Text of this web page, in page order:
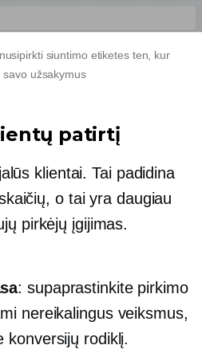
siuntimo etiketes ten, kur
savo užsakymus
patirtį
klientai. Tai padidina
o tai yra daugiau
pirkėjų įgijimas.
: supaprastinkite pirkimo
nereikalingus veiksmus,
konversijų rodiklį.